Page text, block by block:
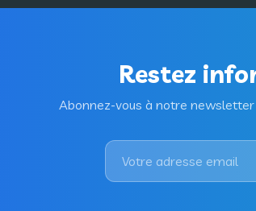
Restez
Abonnez-vous à notre